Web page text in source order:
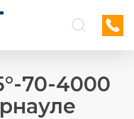
70-4000